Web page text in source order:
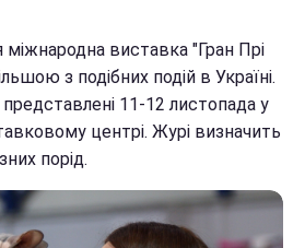
міжнародна виставка "Гран Прі
з подібних подій в Україні.
представлені 11-12 листопада у
центрі. Журі визначить
порід.